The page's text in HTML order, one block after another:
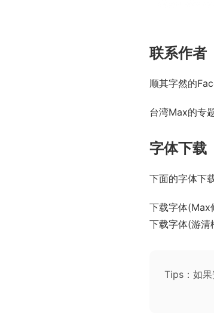
联系作者
顺其字然的
台湾Max的专
字体下载
下面的字体下
下载字体(Max
下载字体(游清
Tips：如果